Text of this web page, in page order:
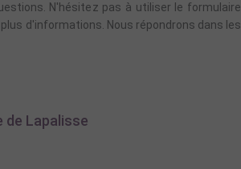
N'hésitez pas à utiliser le formulaire
d'informations. Nous répondrons dans les
de Lapalisse